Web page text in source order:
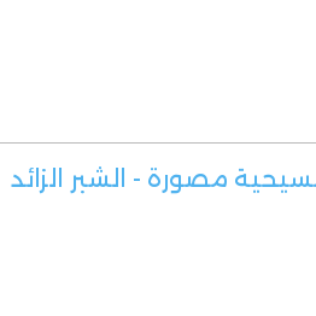
مصورة - الشبر الزائد